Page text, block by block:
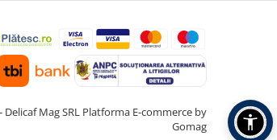
Mag SRL Platforma E-commerce by
Gomag